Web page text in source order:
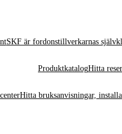
SKF är fordonstillverkarnas
ProduktkatalogHitta
Hitta bruksanvisningar,